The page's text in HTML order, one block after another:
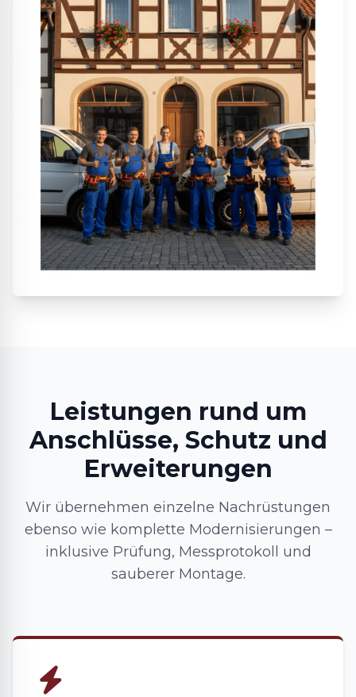
Leistungen rund um
Anschlüsse, Schutz und
Erweiterungen
Wir übernehmen einzelne Nachrüstungen
ebenso wie komplette Modernisierungen –
inklusive Prüfung, Messprotokoll und
sauberer Montage.